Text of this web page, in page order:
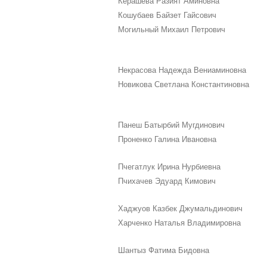
Кошубаев Байзет Гайсович
Могильный Михаил Петрович
Некрасова Надежда Вениаминовна
Новикова Светлана Константиновна
Панеш Батырбий Мугдинович
Проненко Галина Ивановна
Пчегатлук Ирина Нурбиевна
Пчихачев Эдуард Кимович
Хаджуов Казбек Джумальдинович
Харченко Наталья Владимировна
Шантыз Фатима Бидовна